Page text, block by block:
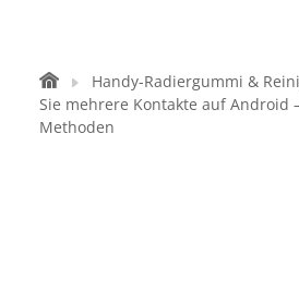
Handy-Radiergummi &
Sie mehrere Kontakte auf Android
Methoden